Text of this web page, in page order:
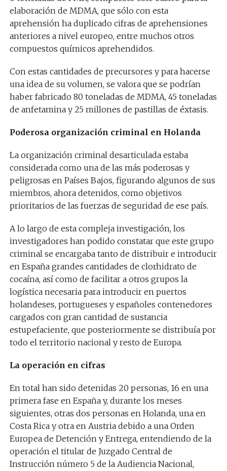
elaboración de MDMA, que sólo con esta
aprehensión ha duplicado cifras de aprehensiones
anteriores a nivel europeo, entre muchos otros
compuestos químicos aprehendidos.
Con estas cantidades de precursores y para hacerse
una idea de su volumen, se valora que se podrían
haber fabricado 80 toneladas de MDMA, 45 toneladas
de anfetamina y 25 millones de pastillas de éxtasis.
Poderosa organización criminal en Holanda
La organización criminal desarticulada estaba
considerada como una de las más poderosas y
peligrosas en Países Bajos, figurando algunos de sus
miembros, ahora detenidos, como objetivos
prioritarios de las fuerzas de seguridad de ese país.
A lo largo de esta compleja investigación, los
investigadores han podido constatar que este grupo
criminal se encargaba tanto de distribuir e introducir
en España grandes cantidades de clorhidrato de
cocaína, así como de facilitar a otros grupos la
logística necesaria para introducir en puertos
holandeses, portugueses y españoles contenedores
cargados con gran cantidad de sustancia
estupefaciente, que posteriormente se distribuía por
todo el territorio nacional y resto de Europa.
La operación en cifras
En total han sido detenidas 20 personas, 16 en una
primera fase en España y, durante los meses
siguientes, otras dos personas en Holanda, una en
Costa Rica y otra en Austria debido a una Orden
Europea de Detención y Entrega, entendiendo de la
operación el titular de Juzgado Central de
Instrucción número 5 de la Audiencia Nacional,